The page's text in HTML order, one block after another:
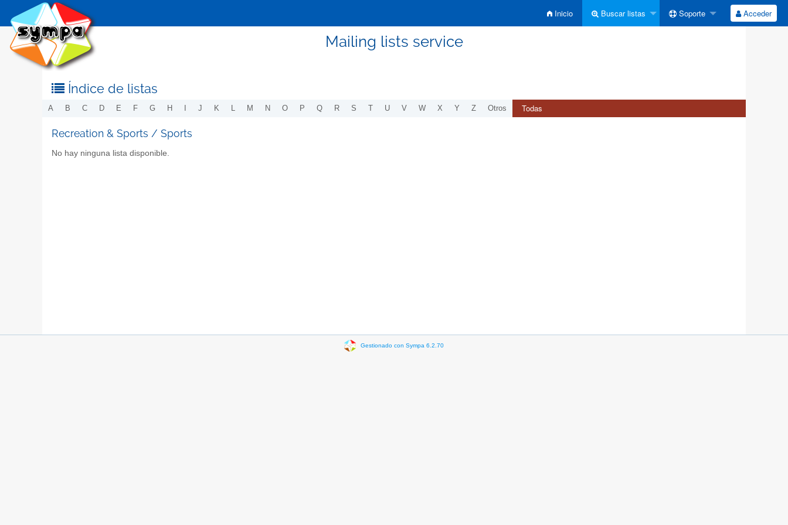
Inicio Buscar listas Soporte Acceder
Mailing lists service
Índice de listas
A B C D E F G H J K L M N O P Q R S T U V W X Y Z Otros Todas
Recreation & Sports / Sports
No hay ninguna lista disponible.
Gestionado con Sympa 6.2.70